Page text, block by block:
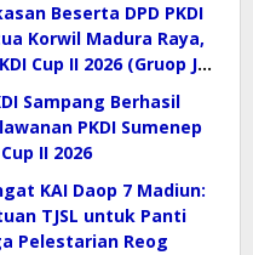
Beserta DPD PKDI
Korwil Madura Raya,
Cup II 2026 (Gruop J)
Sampang Berhasil
PKDI Sumenep
II 2026
KAI Daop 7 Madiun:
TJSL untuk Panti
Pelestarian Reog